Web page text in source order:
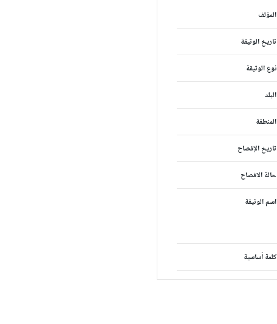
المؤلف
تاريخ الوثيقة
نوع الوثيقة
البلد
المنطقة
تاريخ الإفصاح
حالة الافصاح
اسم الوثيقة
كلمة أساسية